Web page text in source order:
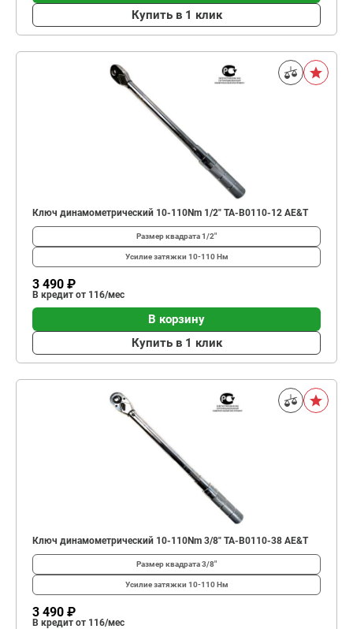
Купить в 1 клик
Ключ динамометрический 10-110Nm 1/2" TA-B0110-12 AE&T
Размер квадрата1/2"
Усилие затяжки 10-110 Нм
3 490 ₽
В кредит от 116/мес
В корзину
Купить в 1 клик
Ключ динамометрический 10-110Nm 3/8" TA-B0110-38 AE&T
Размер квадрата3/8"
Усилие затяжки 10-110 Нм
3 490 ₽
В кредит от 116/мес